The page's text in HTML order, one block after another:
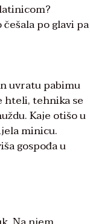
po glavi pa
uvratu pabimu
hteli, tehnika se
Kaje otišo u
minicu.
gospođa u